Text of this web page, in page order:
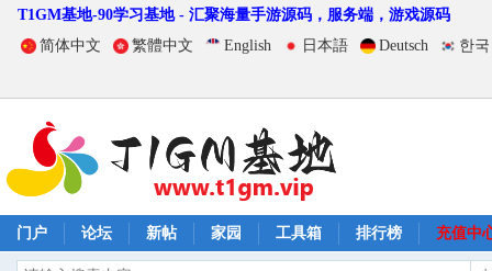
T1GM基地-90学习基地 - 汇聚海量手游源码，服务端，游戏源码
简体中文
繁體中文 English 日本語 Deutsch 한
门户 论坛 新帖 家园 工具箱 排行榜 充值中